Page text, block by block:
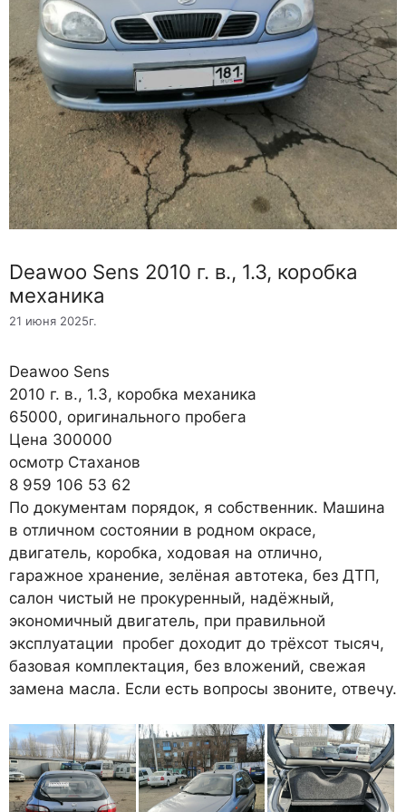
Deawoo Sens 2010 г. в., 1.3, коробка
механика
21 июня 2025г.
Deawoo Sens
2010 г. в., 1.3, коробка механика
65000, оригинального пробега
Цена 300000
осмотр Стаханов
8 959 106 53 62
По документам порядок, я собственник. Машина
в отличном состоянии в родном окрасе,
двигатель, коробка, ходовая на отлично,
гаражное хранение, зелёная автотека, без ДТП,
салон чистый не прокуренный, надёжный,
экономичный двигатель, при правильной
эксплуатации пробег доходит до трёхсот тысяч,
базовая комплектация, без вложений, свежая
замена масла. Если есть вопросы звоните, отвечу.